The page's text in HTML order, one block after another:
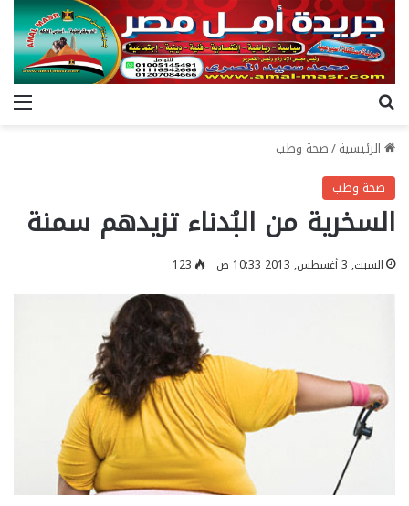
الرئيسية/صحة وطب
صحة وطب
السخرية من البُدناء تزيدهم سمنة
السبت, 3 أغسطس, 2013 10:33 ص 123